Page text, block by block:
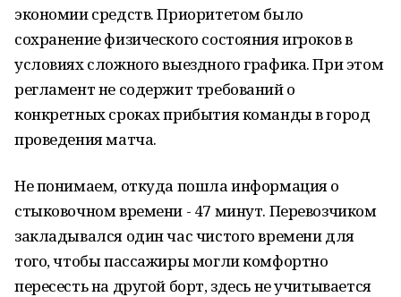
экономии средств. Приоритетом было
сохранение физического состояния игроков в
условиях сложного выездного графика. При этом
регламент не содержит требований о
конкретных сроках прибытия команды в город
проведения матча.
Не понимаем, откуда пошла информация о
стыковочном времени - 47 минут. Перевозчиком
закладывался один час чистого времени для
того, чтобы пассажиры могли комфортно
пересесть на другой борт, здесь не учитывается